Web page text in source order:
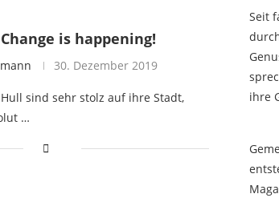
is happening!
30. Dezember 2019
sind sehr stolz auf ihre Stadt,
…
Seit
ihre